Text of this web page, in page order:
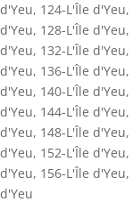
d'Yeu, 124-L'Île d'Yeu,
d'Yeu, 128-L'Île d'Yeu,
d'Yeu, 132-L'Île d'Yeu,
d'Yeu, 136-L'Île d'Yeu,
d'Yeu, 140-L'Île d'Yeu,
d'Yeu, 144-L'Île d'Yeu,
d'Yeu, 148-L'Île d'Yeu,
d'Yeu, 152-L'Île d'Yeu,
d'Yeu, 156-L'Île d'Yeu,
d'Yeu